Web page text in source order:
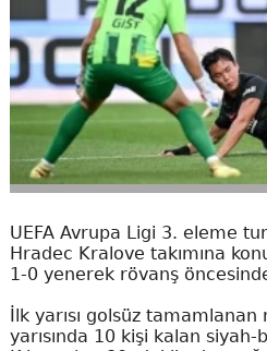
UEFA Avrupa Ligi 3. eleme
Hradec Kralove takımına
1-0 yenerek rövanş
İlk yarısı golsüz
yarısında 10 kişi kalan siyah-